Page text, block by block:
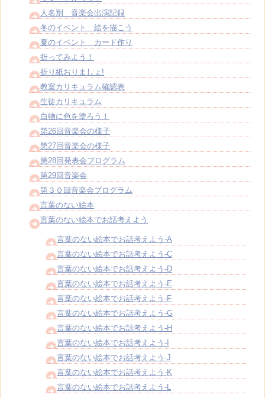
人名別 音楽会出演記録
冬のイベント 絵を描こう
夏のイベント カード作り
折ってみよう！
折り紙おりましょ!
教室カリキュラム確認表
生徒カリキュラム
白物に色を塗ろう！
第26回音楽会の様子
第27回音楽会の様子
第28回発表会プログラム
第29回音楽会
第３０回音楽会プログラム
言葉のない絵本
言葉のない絵本でお話考えよう
言葉のない絵本でお話考えよう-A
言葉のない絵本でお話考えよう-C
言葉のない絵本でお話考えよう-D
言葉のない絵本でお話考えよう-E
言葉のない絵本でお話考えよう-F
言葉のない絵本でお話考えよう-G
言葉のない絵本でお話考えよう-H
言葉のない絵本でお話考えよう-I
言葉のない絵本でお話考えよう-J
言葉のない絵本でお話考えよう-K
言葉のない絵本でお話考えよう-L